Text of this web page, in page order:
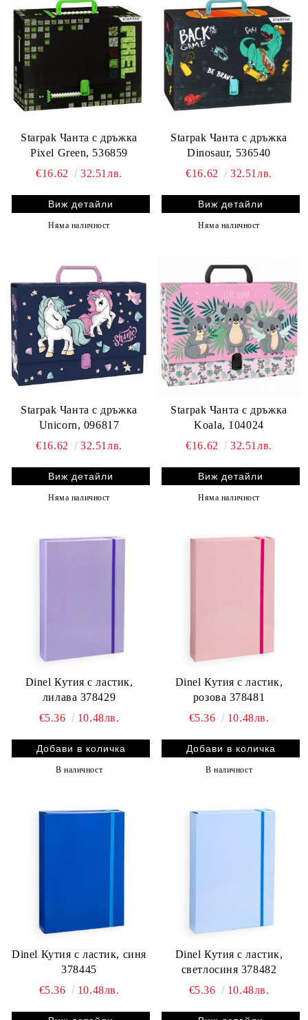
Starpak Чанта с дръжка
Pixel Green, 536859
€16.62
32.51лв.
Виж детайли
Няма наличност
Starpak Чанта с дръжка
Dinosaur, 536540
€16.62
32.51лв.
Виж детайли
Няма наличност
Starpak Чанта с дръжка
Unicorn, 096817
€16.62
32.51лв.
Виж детайли
Няма наличност
Starpak Чанта с дръжка
Koala, 104024
€16.62
32.51лв.
Виж детайли
Няма наличност
Dinel Кутия с ластик,
лилава 378429
€5.36
10.48лв.
В наличност
Dinel Кутия с ластик,
розова 378481
€5.36
10.48лв.
В наличност
Dinel Кутия с ластик, синя
378445
€5.36
10.48лв.
Dinel Кутия с ластик,
светлосиня 378482
€5.36
10.48лв.